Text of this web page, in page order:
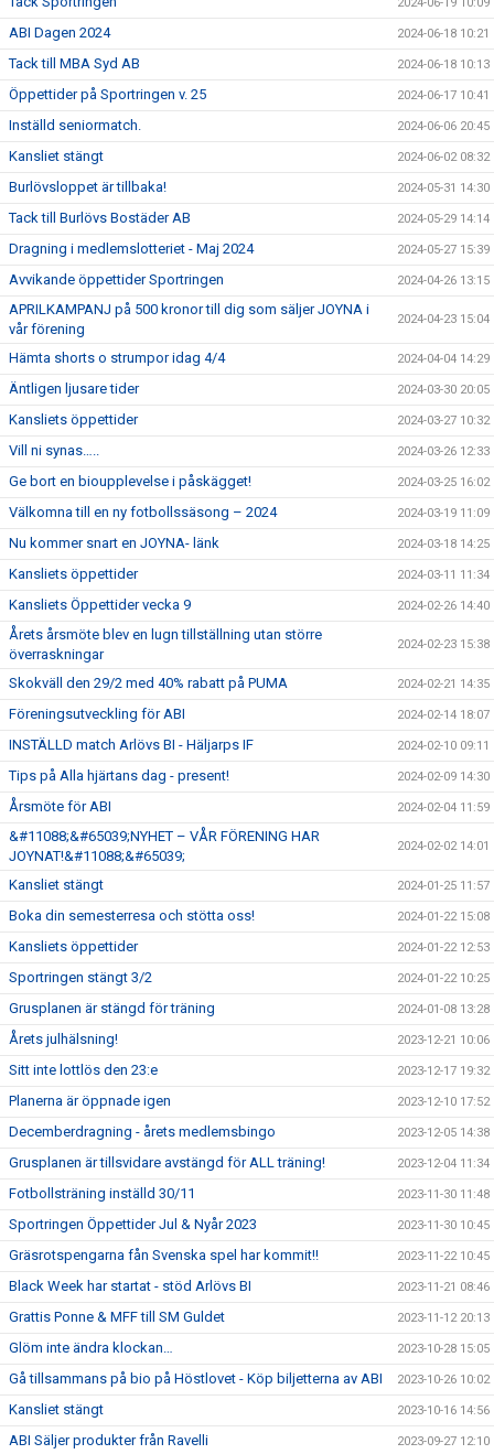
ABI Dagen 2024 2024-06-18 10:21
Tack till MBA Syd AB 2024-06-18 10:13
Öppettider på Sportringen v. 25 2024-06-17 10:41
Inställd seniormatch. 2024-06-06 20:45
Kansliet stängt 2024-06-02 08:32
Burlövsloppet är tillbaka! 2024-05-31 14:30
Tack till Burlövs Bostäder AB 2024-05-29 14:14
Dragning i medlemslotteriet - Maj 2024 2024-05-27 15:39
Avvikande öppettider Sportringen 2024-04-26 13:15
APRILKAMPANJ på 500 kronor till dig som säljer JOYNA i
vår förening
2024-04-23 15:04
Hämta shorts o strumpor idag 4/4 2024-04-04 14:29
Äntligen ljusare tider 2024-03-30 20:05
Kansliets öppettider 2024-03-27 10:32
Vill ni synas….. 2024-03-26 12:33
Ge bort en bioupplevelse i påskägget! 2024-03-25 16:02
Välkomna till en ny fotbollssäsong – 2024 2024-03-19 11:09
Nu kommer snart en JOYNA- länk 2024-03-18 14:25
Kansliets öppettider 2024-03-11 11:34
Kansliets Öppettider vecka 9 2024-02-26 14:40
Årets årsmöte blev en lugn tillställning utan större
överraskningar
2024-02-23 15:38
Skokväll den 29/2 med 40% rabatt på PUMA 2024-02-21 14:35
Föreningsutveckling för ABI 2024-02-14 18:07
INSTÄLLD match Arlövs BI - Häljarps IF 2024-02-10 09:11
Tips på Alla hjärtans dag - present! 2024-02-09 14:30
Årsmöte för ABI 2024-02-04 11:59
&#11088;&#65039;NYHET – VÅR FÖRENING HAR
JOYNAT!&#11088;&#65039;
2024-02-02 14:01
Kansliet stängt 2024-01-25 11:57
Boka din semesterresa och stötta oss! 2024-01-22 15:08
Kansliets öppettider 2024-01-22 12:53
Sportringen stängt 3/2 2024-01-22 10:25
Grusplanen är stängd för träning 2024-01-08 13:28
Årets julhälsning! 2023-12-21 10:06
Sitt inte lottlös den 23:e 2023-12-17 19:32
Planerna är öppnade igen 2023-12-10 17:52
Decemberdragning - årets medlemsbingo 2023-12-05 14:38
Grusplanen är tillsvidare avstängd för ALL träning! 2023-12-04 11:34
Fotbollsträning inställd 30/11 2023-11-30 11:48
Sportringen Öppettider Jul & Nyår 2023 2023-11-30 10:45
Gräsrotspengarna fån Svenska spel har kommit!! 2023-11-22 10:45
Black Week har startat - stöd Arlövs BI 2023-11-21 08:46
Grattis Ponne & MFF till SM Guldet 2023-11-12 20:13
Glöm inte ändra klockan… 2023-10-28 15:05
Gå tillsammans på bio på Höstlovet - Köp biljetterna av ABI 2023-10-26 10:02
Kansliet stängt 2023-10-16 14:56
ABI Säljer produkter från Ravelli 2023-09-27 12:10